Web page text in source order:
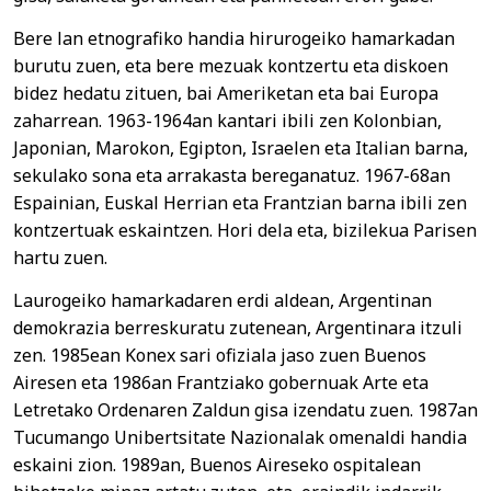
Bere lan etnografiko handia hirurogeiko hamarkadan
burutu zuen, eta bere mezuak kontzertu eta diskoen
bidez hedatu zituen, bai Ameriketan eta bai Europa
zaharrean. 1963-1964an kantari ibili zen Kolonbian,
Japonian, Marokon, Egipton, Israelen eta Italian barna,
sekulako sona eta arrakasta bereganatuz. 1967-68an
Espainian, Euskal Herrian eta Frantzian barna ibili zen
kontzertuak eskaintzen. Hori dela eta, bizilekua Parisen
hartu zuen.
Laurogeiko hamarkadaren erdi aldean, Argentinan
demokrazia berreskuratu zutenean, Argentinara itzuli
zen. 1985ean Konex sari ofiziala jaso zuen Buenos
Airesen eta 1986an Frantziako gobernuak Arte eta
Letretako Ordenaren Zaldun gisa izendatu zuen. 1987an
Tucumango Unibertsitate Nazionalak omenaldi handia
eskaini zion. 1989an, Buenos Aireseko ospitalean